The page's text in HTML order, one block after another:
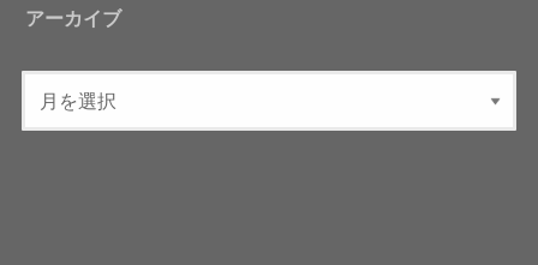
アーカイブ